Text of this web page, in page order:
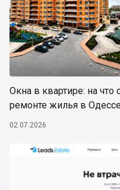
Окна в квартире: на что
ремонте жилья в
02.07.2026